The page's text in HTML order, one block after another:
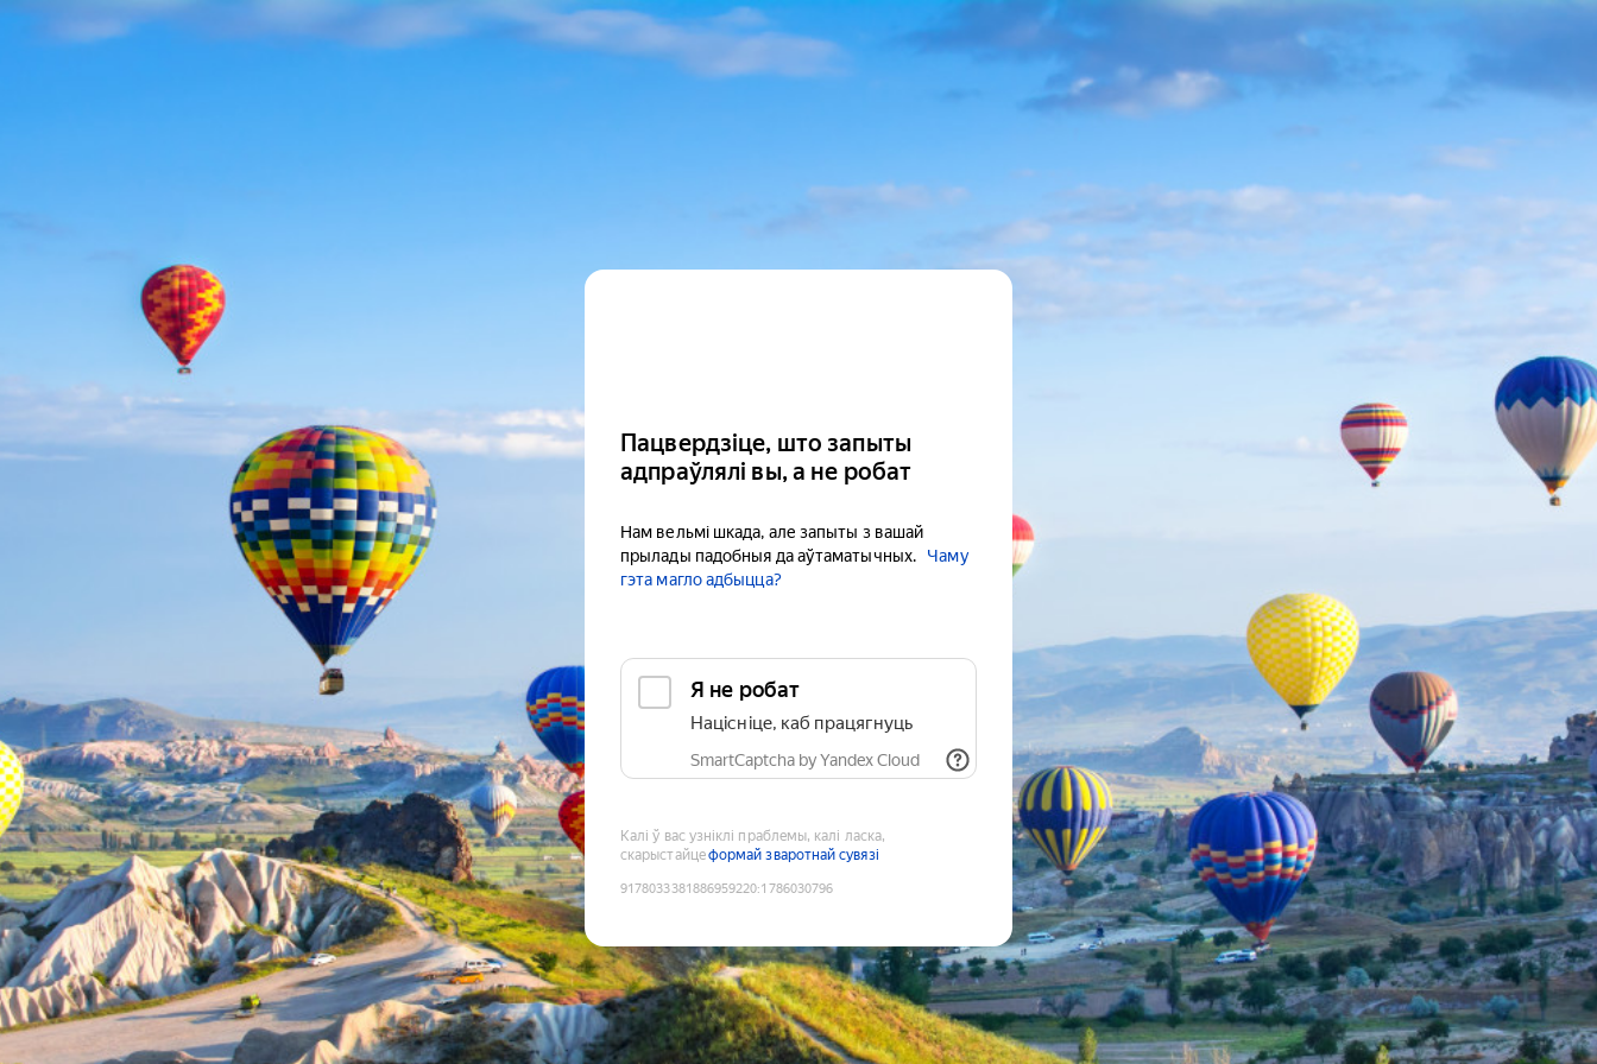
Пацвердзіце, што запыты
адпраўлялі вы, а не робат
Нам вельмі шкада, але запыты з вашай
прылады падобныя да аўтаматычных.
Чаму
гэта магло адбыцца?
Я не робат
Націсніце, каб працягнуць
SmartCaptcha by Yandex Cloud
Калі ў вас узніклі праблемы, калі ласка,
скарыстайцеформай зваротнай сувязі
9178033381886959220:1786030796